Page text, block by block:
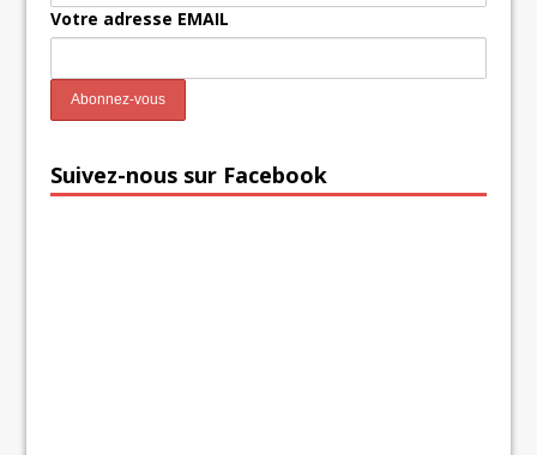
Votre adresse EMAIL
Suivez-nous sur Facebook